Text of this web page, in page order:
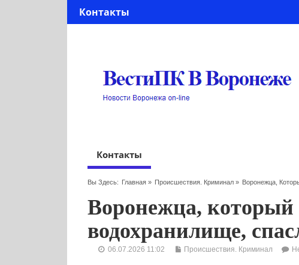
Контакты
Контакты
Вы Здесь: Главная» Происшествия. Криминал » Воронежца,
Воронежца,
водохранилище,
06.07.2026 11:02 Происшествия. Криминал